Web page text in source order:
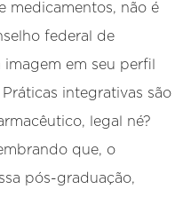
medicamentos, não é
federal de
em seu perfil
integrativas são
legal né?
que, o
pós-graduação,